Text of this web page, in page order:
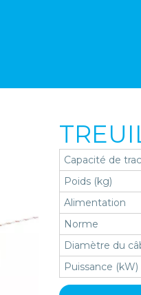
Capacité de
Poids (kg)
Alimentation
Norme
Diamètre du
Puissance (kW)